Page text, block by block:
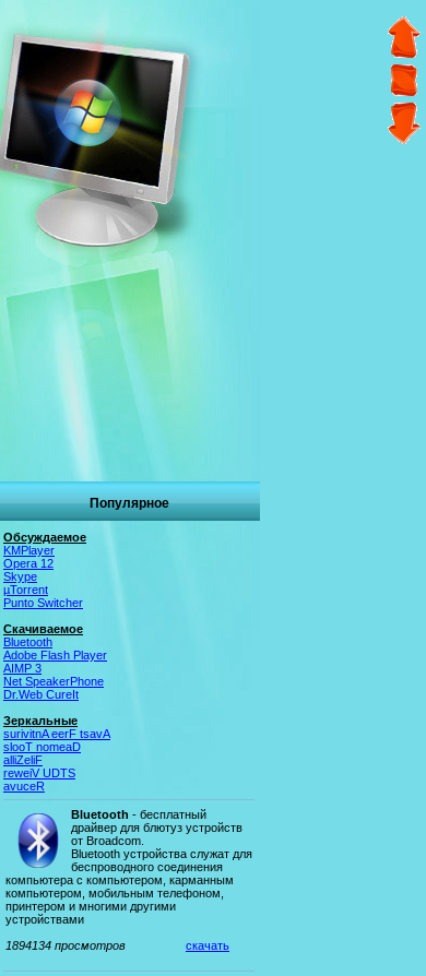
Популярное
Обсуждаемое
KMPlayer
Opera 12
Skype
µTorrent
Punto Switcher
Скачиваемое
Bluetooth
Adobe Flash Player
AIMP 3
Net SpeakerPhone
Dr.Web CureIt
Зеркальные
Avast Free Antivirus
Daemon Tools
FileZilla
STDU Viewer
Recuva
Bluetooth - бесплатный
драйвер для блютуз устройств
от Broadcom.
Bluetooth устройства служат для
беспроводного соединения
компьютера с компьютером, карманным
компьютером, мобильным телефоном,
принтером и многими другими
устройствами
1894134 просмотров
скачать